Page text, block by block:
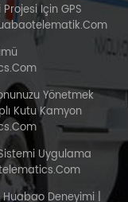
Için GPS
Yönetmek
Kutu Kamyon
Uygulama
Deneyimi |